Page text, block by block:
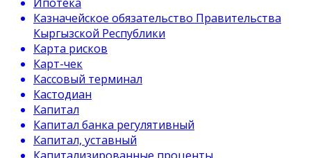
Казначейское обязательство Правительства
Кыргызской Республики
Карта рисков
Карт-чек
Кассовый терминал
Кастодиан
Капитал
Капитал банка регулятивный
Капитал, уставный